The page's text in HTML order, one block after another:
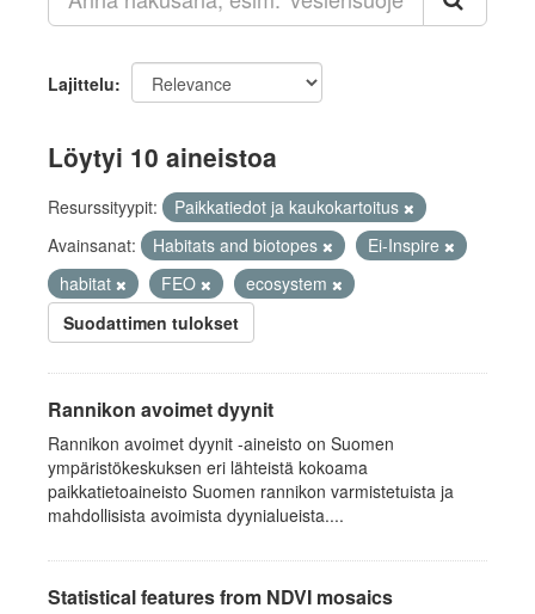
Lajittelu
Löytyi 10 aineistoa
Resurssityypit:
Paikkatiedot ja kaukokartoitus
Avainsanat:
Habitats and biotopes
Ei-Inspire
habitat
FEO
ecosystem
Suodattimen tulokset
Rannikon avoimet dyynit
Rannikon avoimet dyynit -aineisto on Suomen
ympäristökeskuksen eri lähteistä kokoama
paikkatietoaineisto Suomen rannikon varmistetuista ja
mahdollisista avoimista dyynialueista....
Statistical features from NDVI mosaics